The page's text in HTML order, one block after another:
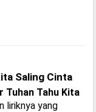
Saling Cinta
Tuhan Tahu Kita
liriknya yang